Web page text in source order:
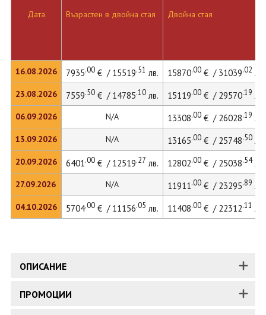
Дата
16.08.2026
23.08.2026
06.09.2026
13.09.2026
20.09.2026
27.09.2026
04.10.2026
Възрастен в двойна стая Двойна стая
7935.00€ / 15519.51 лв. 15870.00€ / 31039.02 лв.
7559.50€ / 14785.10лв. 15119.00€ / 29570.19 лв.
N/A 13308.00€ / 26028.19 лв.
N/A 13165.00€ / 25748.50лв.
6401.00€ / 12519.27 лв. 12802.00€ / 25038.54лв.
N/A 11911.00€ / 23295.89 лв.
5704.00€ / 11156.05 лв. 11408.00€ / 22312.11 лв.
ОПИСАНИЕ
ПРОМОЦИИ